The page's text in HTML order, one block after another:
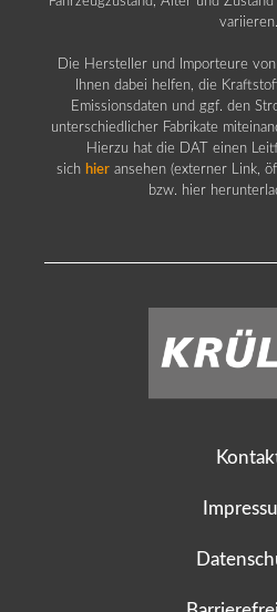
variieren.
Die Hersteller und Importeure
Ihnen dabei helfen, die
Emissionsdaten und ggf. den
unterschiedlicher Fabrikate
Hierzu hat die DAT einen
sich hier ansehen (externer Link,
bzw. hier